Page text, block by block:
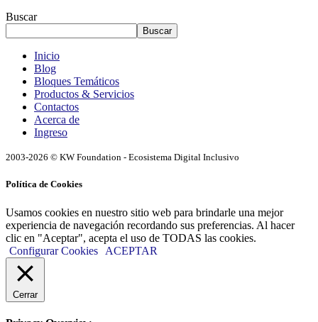
Buscar
Buscar
Inicio
Blog
Bloques Temáticos
Productos & Servicios
Contactos
Acerca de
Ingreso
2003-2026 © KW Foundation - Ecosistema Digital Inclusivo
Política de Cookies
Usamos cookies en nuestro sitio web para brindarle una mejor
experiencia de navegación recordando sus preferencias. Al hacer
clic en "Aceptar", acepta el uso de TODAS las cookies.
Configurar Cookies
ACEPTAR
Cerrar